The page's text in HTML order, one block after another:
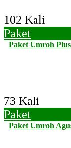
102 Kali
Paket
Paket Umroh
73 Kali
Paket
Paket Umroh